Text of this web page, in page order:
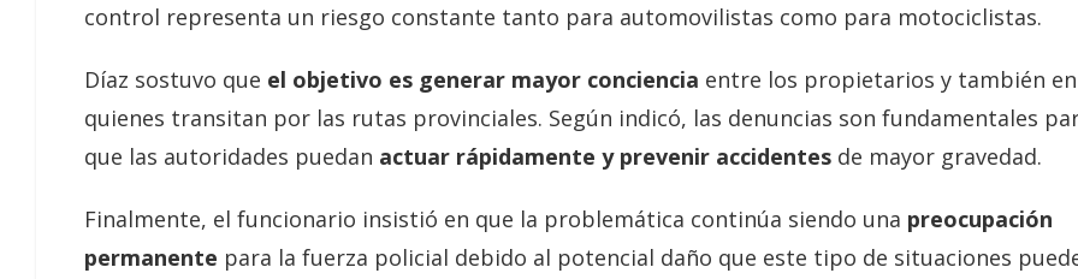
control representa un riesgo constante tanto para automovilistas como para motociclistas.
Díaz sostuvo que el objetivo es generar mayor conciencia entre los propietarios y también
quienes transitan por las rutas provinciales. Según indicó, las denuncias son fundamentales
que las autoridades puedan actuar rápidamente y prevenir accidentes de mayor gravedad.
Finalmente, el funcionario insistió en que la problemática continúa siendo una preocupación
permanente para la fuerza policial debido al potencial daño que este tipo de situaciones